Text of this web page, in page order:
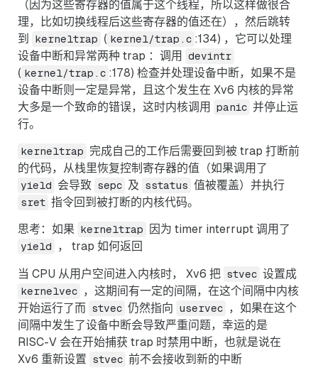
（因为这些寄存器的值属于这个线程，所以这样做很合
理，比如切换线程后这些寄存器的值还在），然后跳转
到
kerneltrap ( kernel/trap.c :134) ，它可以处理
设备中断和异常两种 trap ：调用
devintr
( kernel/trap.c :178) 检查并处理设备中断，如果不是
设备中断则一定是异常，且这个发生在 Xv6 内核的异常
大多是一个致命的错误，这时内核调用
panic 并停止运
行。
kerneltrap
完成自己的工作后需要回到被 trap 打断前
的代码，从栈里恢复控制寄存器的值（如果调用了
yield 会导致 sepc 及 sstatus 值被覆盖）并执行
sret 指令回到被打断的内核代码。
思考：如果 kerneltrap 因为 timer interrupt 调用了
yield ， trap 如何返回
当 CPU 从用户空间进入内核时， Xv6 把 stvec 设置成
kernelvec
，这期间有一定的间隔，在这个间隔中内核
开始运行了而 stvec 仍然指向 uservec
，如果在这个
间隔中发生了设备中断会导致严重问题，幸运的是
RISC-V 会在开始捕获 trap 时禁用中断，也就是说在
Xv6 重新设置
stvec 前不会接收到新的中断